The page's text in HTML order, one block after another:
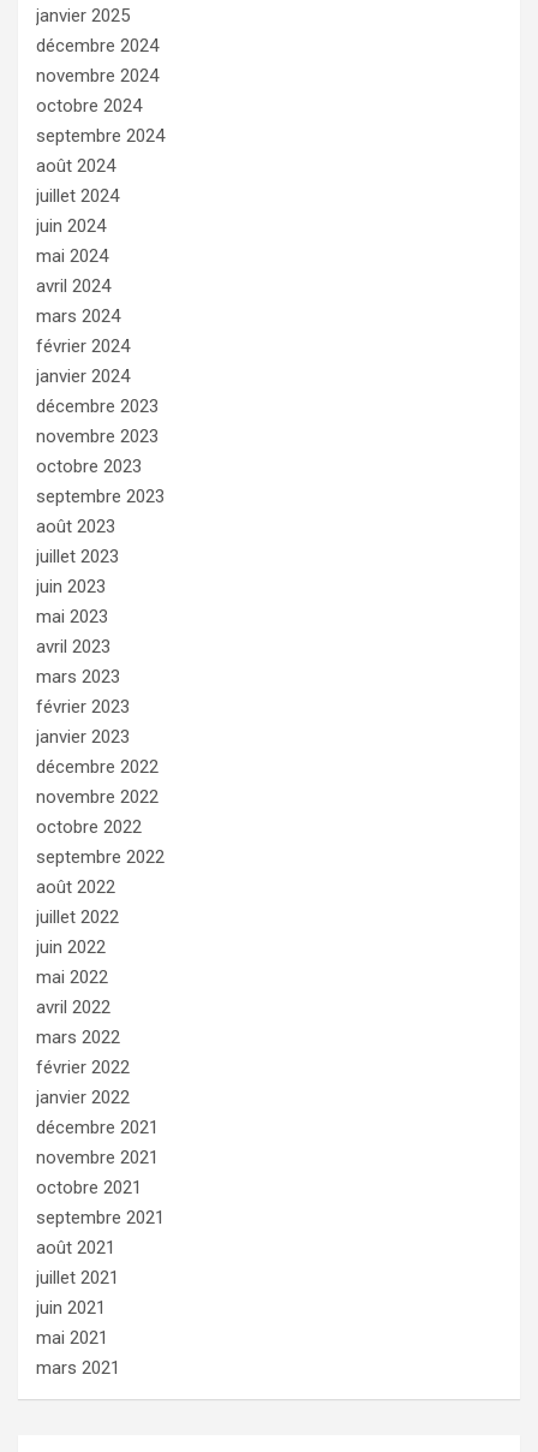
janvier 2025
décembre 2024
novembre 2024
octobre 2024
septembre 2024
août 2024
juillet 2024
juin 2024
mai 2024
avril 2024
mars 2024
février 2024
janvier 2024
décembre 2023
novembre 2023
octobre 2023
septembre 2023
août 2023
juillet 2023
juin 2023
mai 2023
avril 2023
mars 2023
février 2023
janvier 2023
décembre 2022
novembre 2022
octobre 2022
septembre 2022
août 2022
juillet 2022
juin 2022
mai 2022
avril 2022
mars 2022
février 2022
janvier 2022
décembre 2021
novembre 2021
octobre 2021
septembre 2021
août 2021
juillet 2021
juin 2021
mai 2021
mars 2021